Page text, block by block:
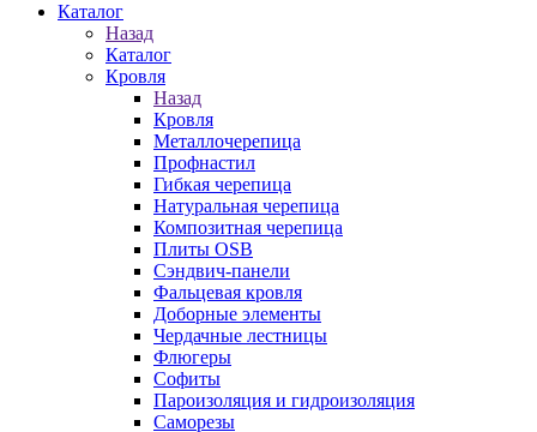
Каталог
Назад
Каталог
Кровля
Назад
Кровля
Металлочерепица
Профнастил
Гибкая черепица
Натуральная черепица
Композитная черепица
Плиты OSB
Сэндвич-панели
Фальцевая кровля
Доборные элементы
Чердачные лестницы
Флюгеры
Софиты
Пароизоляция и гидроизоляция
Саморезы